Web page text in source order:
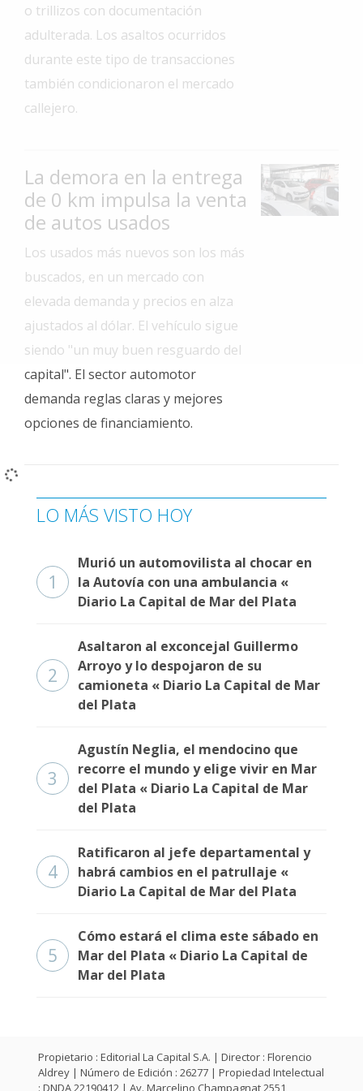
General
Ciudad
Deportes
Espectáculos
Policiales
Cartelera
Fotos
de
Familia
Fúnebres
o trillizos con documentación
adulterada. Los asaltos ocurridos
durante este tipo de transacciones
también condicionaron el mercado
callejero.
La demora en la entrega
de 0 km impulsa la venta
de autos usados
Los usados más nuevos son los más
buscados, en un mercado con
elevada demanda y precios en alza
ajustados al dólar. El vehículo sigue
siendo "un muy buen resguardo del
capital". El sector automotor
demanda reglas claras y mejores
opciones de financiamiento.
LO MÁS VISTO HOY
1
Murió un automovilista al chocar en
la Autovía con una ambulancia «
Diario La Capital de Mar del Plata
2
Asaltaron al exconcejal Guillermo
Arroyo y lo despojaron de su
camioneta « Diario La Capital de Mar
del Plata
3
Agustín Neglia, el mendocino que
recorre el mundo y elige vivir en Mar
del Plata « Diario La Capital de Mar
del Plata
4
Ratificaron al jefe departamental y
habrá cambios en el patrullaje «
Diario La Capital de Mar del Plata
5
Cómo estará el clima este sábado en
Mar del Plata « Diario La Capital de
Mar del Plata
Propietario : Editorial La Capital S.A. | Director : Florencio
Aldrey | Número de Edición : 26277 | Propiedad Intelectual
: DNDA 22190412 | Av. Marcelino Champagnat 2551